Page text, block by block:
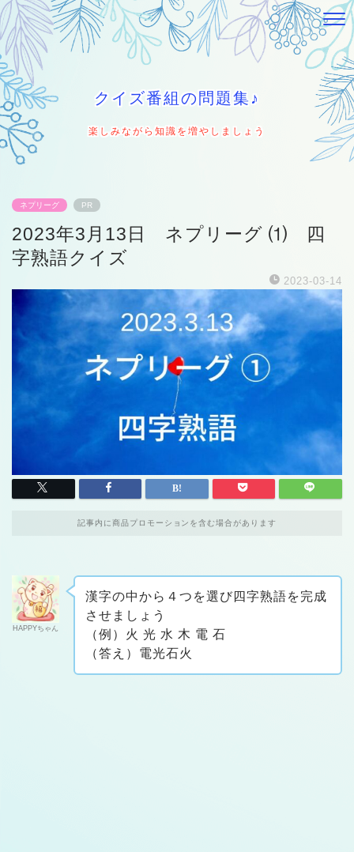
クイズ番組の問題集♪
楽しみながら知識を増やしましょう
ネプリーグ PR
2023年3月13日 ネプリーグ ⑴ 四
字熟語クイズ
2023-03-14
記事内に商品プロモーションを含む場合があります
HAPPYちゃん
漢字の中から４つを選び四字熟語を完成
させましょう
（例）火 光 水 木 電 石
（答え）電光石火